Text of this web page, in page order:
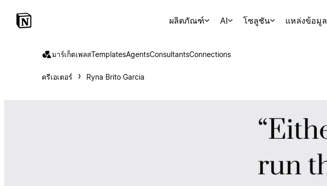
ผลิตภัณฑ์ AI โซลูชัน แหล่งข้อมูล
มาร์เก็ตเพลสTemplatesAgentsConsultantsConnections
ครีเอเตอร์ Ryna Brito Garcia